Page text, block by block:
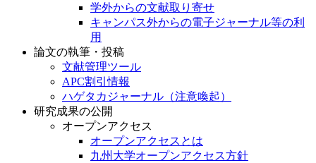
学外からの文献取り寄せ
キャンパス外からの電子ジャーナル等の利
用
論文の執筆・投稿
文献管理ツール
APC割引情報
ハゲタカジャーナル（注意喚起）
研究成果の公開
オープンアクセス
オープンアクセスとは
九州大学オープンアクセス方針